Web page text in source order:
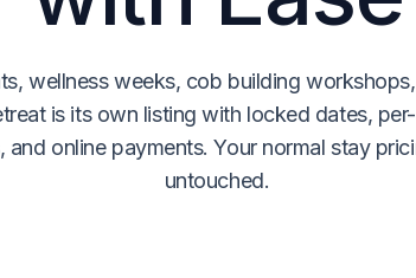
wellness weeks, cob building
is its own listing with locked dates,
and online payments. Your normal stay
untouched.